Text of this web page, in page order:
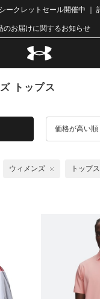
ークレットセール開催中 ｜
のお届けに関するお知らせ
トップス
価格が高い順
ウィメンズ トップス